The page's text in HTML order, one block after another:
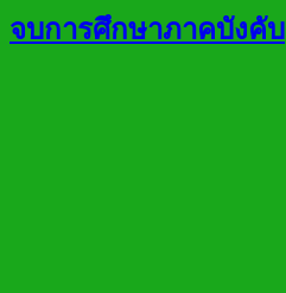
จบการศึกษาภาคบังคับ